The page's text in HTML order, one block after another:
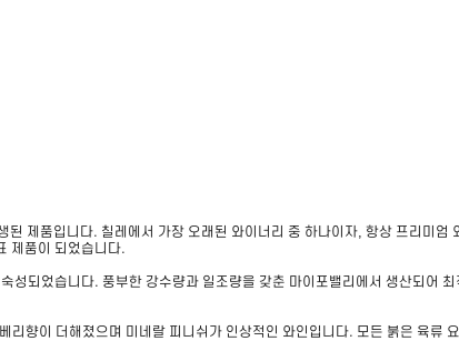
제품입니다. 칠레에서 가장 오래된 와이너리 중 하나이자, 항상 프리미엄
제품이 되었습니다.
되었습니다. 풍부한 강수량과 일조량을 갖춘 마이포밸리에서 생산되어 최
향이 더해졌으며 미네랄 피니쉬가 인상적인 와인입니다. 모든 붉은 육류